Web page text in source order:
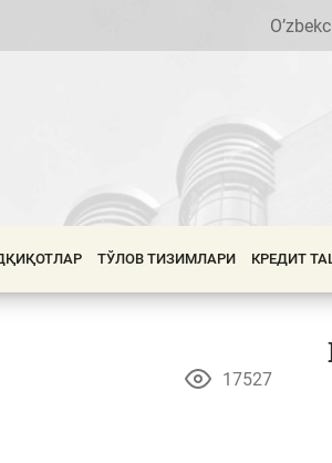
ТЎЛОВ ТИЗИМЛАРИ КРЕДИТ
17527